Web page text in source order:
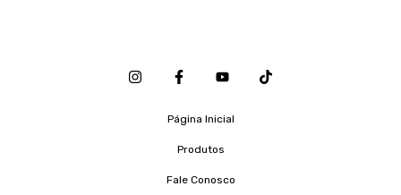
Página Inicial
Produtos
Fale Conosco